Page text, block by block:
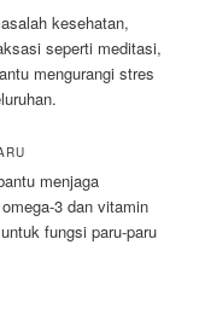
kesehatan,
seperti meditasi,
mengurangi stres
menjaga
3 dan vitamin
fungsi paru-paru